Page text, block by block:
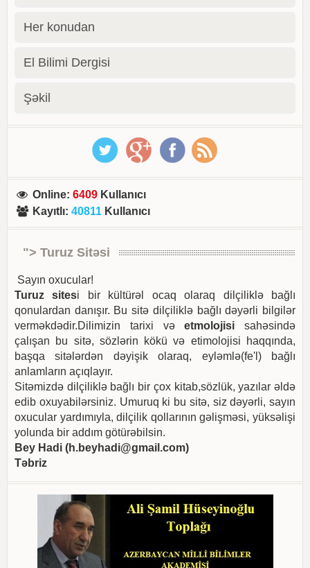
Her konudan
El Bilimi Dergisi
Şəkil
Online:6409 Kullanıcı
Kayıtlı:40811 Kullanıcı
"> Turuz Sitəsi
Sayın oxucular!
Turuz sitesi bir kültürəl ocaq olaraq dilçiliklə bağlı
qonulardan danışır. Bu sitə dilçiliklə bağlı dəyərli bilgilər
verməkdədir.Dilimizin tarixi vəetmolojisi sahəsində
çalışan bu sitə, sözlərin kökü və etimolojisi haqqında,
başqa sitələrdən dəyişik olaraq, eyləmlə(fe'l) bağlı
anlamların açıqlayır.
Sitəmizdə dilçiliklə bağlı bir çox kitab,sözlük, yazılar əldə
edib oxuyabilərsiniz. Umuruq ki bu sitə, siz dəyərli, sayın
oxucular yardımıyla, dilçilik qollarının gəlişməsi, yüksəlişi
yolunda bir addım götürəbilsin.
Bey Hadi (h.beyhadi@gmail.com)
Təbriz